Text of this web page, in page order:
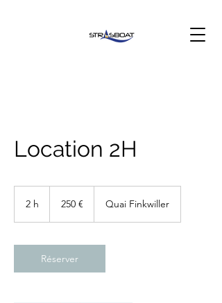
Location 2H
2 h 250 € Quai Finkwiller
Réserver